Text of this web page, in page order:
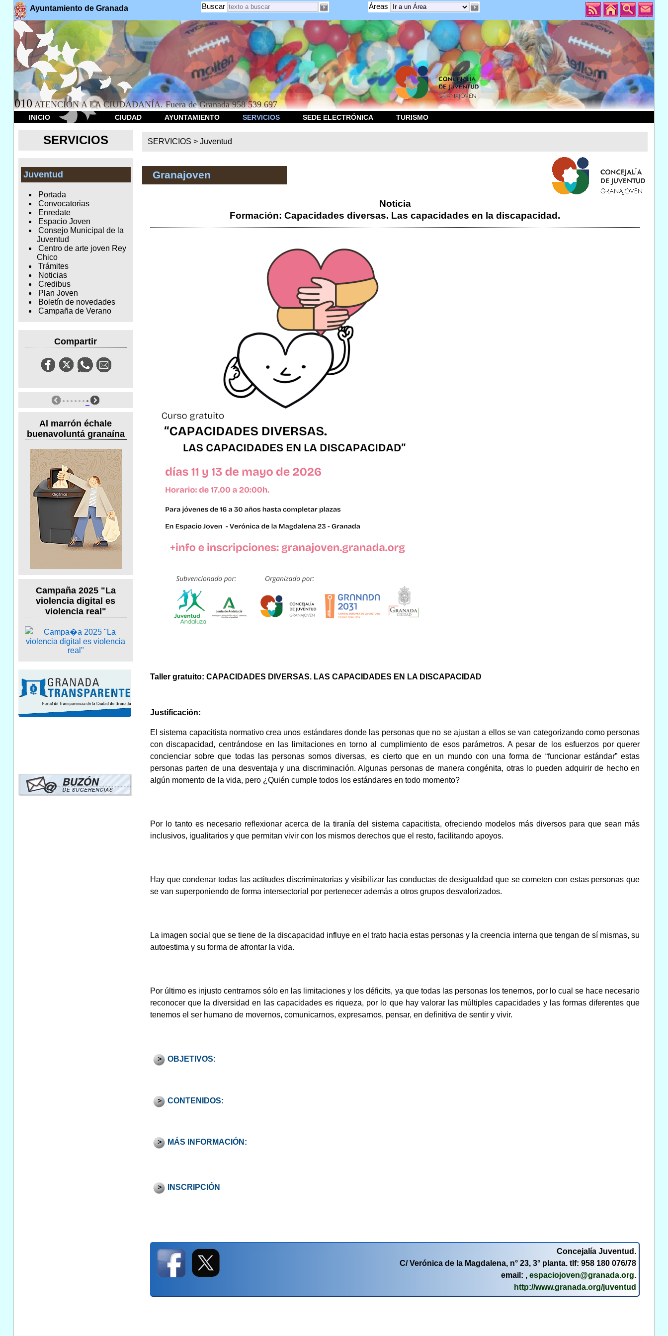
Ayuntamiento de Granada Áreas
Buscar
010 ATENCION A LA CIUDADANÍA. Fuera de Granada 958 539 697
INICIO CIUDAD AYUNTAMIENTO SERVICIOS SEDE ELECTRÓNICA TURISMO
SERVICIOS
Juventud
Portada
Convocatorias
Enredate
Espacio Joven
Consejo Municipal de la
Juventud
Centro de arte joven Rey
Chico
Trámites
Noticias
Credibus
Plan Joven
Boletín de novedades
Campaña de Verano
Compartir
Al marrón échale
buenavoluntá granaína
Campaña 2025 "La
violencia digital es
violencia real"
SERVICIOS >Juventud
Granajoven
Noticia
Formación: Capacidades diversas. Las capacidades en la discapacidad.
Taller gratuito: CAPACIDADES DIVERSAS. LAS CAPACIDADES EN LA DISCAPACIDAD
Justificación:
El sistema capacitista normativo crea unos estándares donde las personas que no se ajustan a ellos se van categorizando como personas
con discapacidad, centrándose en las limitaciones en torno al cumplimiento de esos parámetros. A pesar de los esfuerzos por querer
concienciar sobre que todas las personas somos diversas, es cierto que en un mundo con una forma de “funcionar estándar” estas
personas parten de una desventaja y una discriminación. Algunas personas de manera congénita, otras lo pueden adquirir de hecho en
algún momento de la vida, pero ¿Quién cumple todos los estándares en todo momento?
Por lo tanto es necesario reflexionar acerca de la tiranía del sistema capacitista, ofreciendo modelos más diversos para que sean más
inclusivos, igualitarios y que permitan vivir con los mismos derechos que el resto, facilitando apoyos.
Hay que condenar todas las actitudes discriminatorias y visibilizar las conductas de desigualdad que se cometen con estas personas que
se van superponiendo de forma intersectorial por pertenecer además a otros grupos desvalorizados.
La imagen social que se tiene de la discapacidad influye en el trato hacia estas personas y la creencia interna que tengan de sí mismas, su
autoestima y su forma de afrontar la vida.
Por último es injusto centrarnos sólo en las limitaciones y los déficits, ya que todas las personas los tenemos, por lo cual se hace necesario
reconocer que la diversidad en las capacidades es riqueza, por lo que hay valorar las múltiples capacidades y las formas diferentes que
tenemos el ser humano de movernos, comunicarnos, expresarnos, pensar, en definitiva de sentir y vivir.
OBJETIVOS:
CONTENIDOS:
MÁS INFORMACIÓN:
INSCRIPCIÓN
Concejalía Juventud.
C/ Verónica de la Magdalena, n° 23, 3° planta. tlf: 958 180 076/78
email: ,espaciojoven@granada.org.
http://www.granada.org/juventud